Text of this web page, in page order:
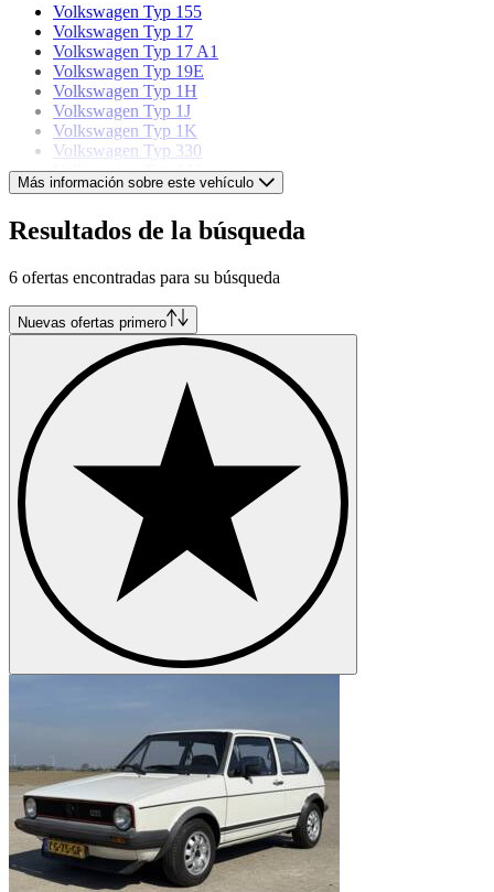
Volkswagen Typ 155
Volkswagen Typ 17
Volkswagen Typ 17 A1
Volkswagen Typ 19E
Volkswagen Typ 1H
Volkswagen Typ 1J
Volkswagen Typ 1K
Volkswagen Typ 330
Volkswagen Typ AU
Volkswagen Typ CD
Volkswagen models
Volkswagen Beetle
Volkswagen Buggy
Volkswagen Corrado
Volkswagen Escarabajo
Volkswagen Jetta
Volkswagen Karmann Ghia
Volkswagen Kübel
Volkswagen New Beetle
Volkswagen Passat
Volkswagen Polo
Volkswagen Transporter
Volkswagen Type 3
Más información sobre este vehículo
Resultados de la búsqueda
6 ofertas encontradas para su búsqueda
Nuevas ofertas primero